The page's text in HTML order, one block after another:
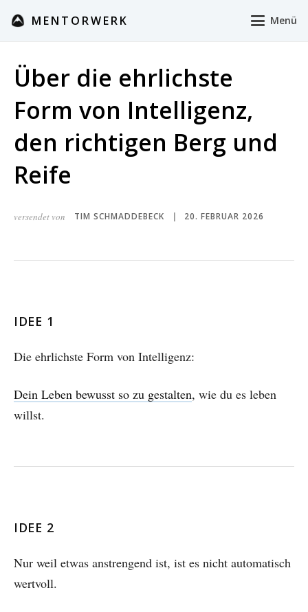
MENTORWERK Menü
Über die ehrlichste
Form von Intelligenz,
den richtigen Berg und
Reife
versendet von TIM SCHMADDEBECK 20. FEBRUAR 2026
IDEE 1
Die ehrlichste Form von Intelligenz:
Dein Leben bewusst so zu gestalten, wie du es leben
willst.
IDEE 2
Nur weil etwas anstrengend ist, ist es nicht automatisch
wertvoll.